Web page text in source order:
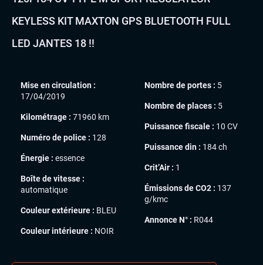
KEYLESS KIT MAXTON GPS BLUETOOTH FULL
LED JANTES 18 !!
Mise en circulation :
17/04/2019
Kilométrage : 71960 km
Numéro de police : 128
Énergie : essence
Boîte de vitesse :
automatique
Couleur extérieure : BLEU
Couleur intérieure : NOIR
Nombre de portes : 5
Nombre de places : 5
Puissance fiscale : 10 CV
Puissance din : 184 ch
Crit’Air : 1
Émissions de CO2 : 137
g/kmc
Annonce N° : R044